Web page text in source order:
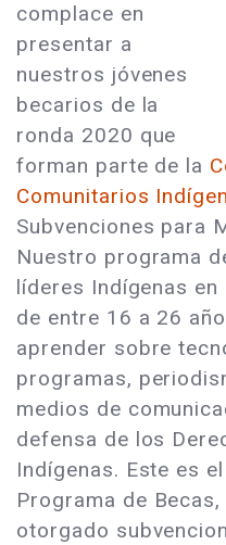
complace en
presentar a
nuestros jóvenes
becarios de la
ronda 2020 que
forman parte de la
Comunitarios
Subvenciones para
Nuestro programa
líderes Indígenas
de entre 16 a 26
aprender sobre
programas,
medios de
defensa de los
Indígenas. Este es
Programa de
otorgado